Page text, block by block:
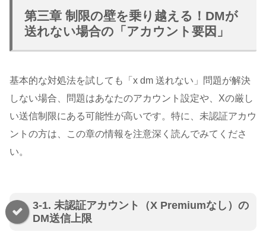
第三章 制限の壁を乗り越える！DMが
送れない場合の「アカウント要因」
基本的な対処法を試しても「x dm 送れない」問題が解決
しない場合、問題はあなたのアカウント設定や、Xの厳し
い送信制限にある可能性が高いです。特に、未認証アカウ
ントの方は、この章の情報を注意深く読んでみてくださ
い。
3-1. 未認証アカウント（X Premiumなし）の
DM送信上限